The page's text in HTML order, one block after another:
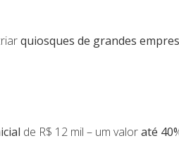
quiosques de grandes
de R$ 12 mil – um valoraté